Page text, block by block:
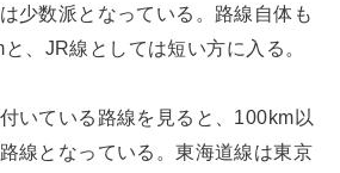
少数派となっている。路線自体も
、JR線としては短い方に入る。
いている路線を見ると、100km以
線となっている。東海道線は東京